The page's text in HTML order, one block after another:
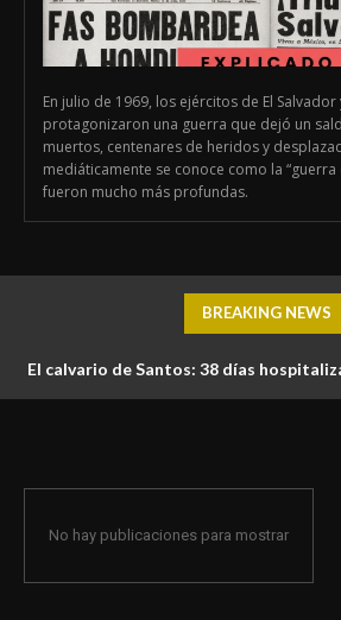
En julio de 1969, los ejércitos de El
protagonizaron una guerra que dejó un
muertos, centenares de heridos y
mediáticamente se conoce como la “guerra
fueron mucho más profundas.
BREAKING NEWS
El calvario de Santos: 38 días
No hay publicaciones para mostrar